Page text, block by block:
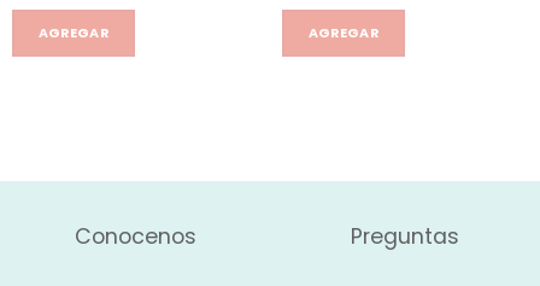
AGREGAR AGREGAR
Conocenos Preguntas